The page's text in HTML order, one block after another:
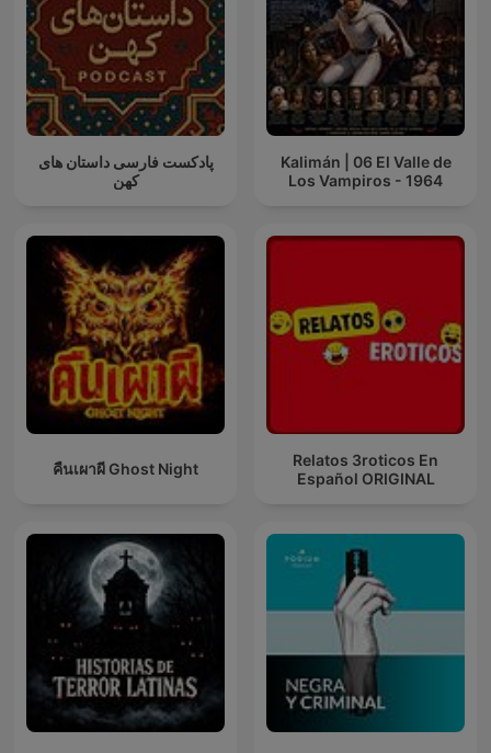
پادکست فارسی داستان های
کهن
Kalimán | 06 El Valle de
Los Vampiros - 1964
คืนเผาผี Ghost Night
Relatos 3roticos En
Español ORIGINAL